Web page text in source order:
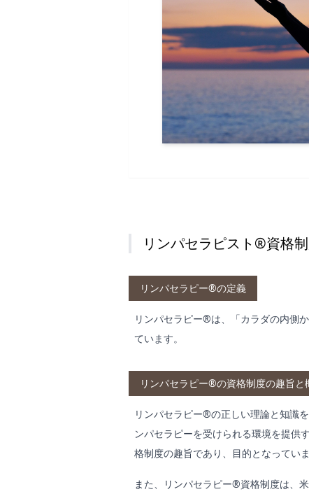
リンパセラピスト®資格
リンパセラピー®の定義
リンパセラピー®は、「カラダの内側
ています。
リンパセラピー®の資格制度の趣旨と
リンパセラピー®の正しい理論と知識
ンパセラピーを受けられる環境を提供
格制度の趣旨であり、目的となっていま
また、リンパセラピー®資格制度は、